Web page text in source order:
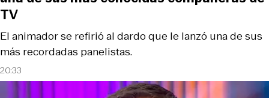
20:33
El animador se refirió al dardo que le lanzó una de sus
más recordadas panelistas.
TV